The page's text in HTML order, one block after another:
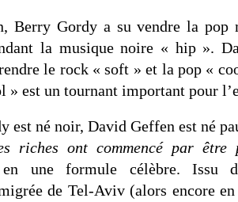
Berry Gordy a su vendre la pop
la musique noire « hip ».
le rock « soft » et la pop «
» est un tournant important pour
est né noir, David Geffen est né
riches ont commencé par être
en une formule célèbre. Issu
de Tel-Aviv (alors encore